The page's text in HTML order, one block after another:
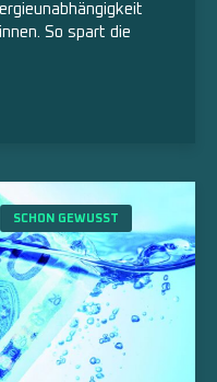
So spart die
SCHON GEWUSST